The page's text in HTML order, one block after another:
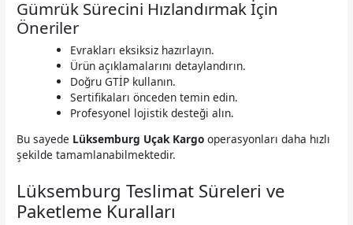
Gümrük Sürecini Hızlandırmak İçin
Öneriler
Evrakları eksiksiz hazırlayın.
Ürün açıklamalarını detaylandırın.
Doğru GTİP kullanın.
Sertifikaları önceden temin edin.
Profesyonel lojistik desteği alın.
Bu sayede Lüksemburg Uçak Kargo operasyonları daha hızlı
şekilde tamamlanabilmektedir.
Lüksemburg Teslimat Süreleri ve
Paketleme Kuralları